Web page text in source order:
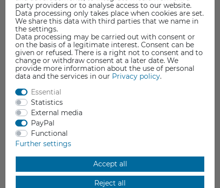
von 280 x 250 x 200 mm
drucken Sie auf dem
Flashforge Guider IIs
große Modelle oder mehrere Teile auf einer Plattform.
Damit bietet der Guider IIs mehr Möglichkeiten und
erfüllt die Anforderungen einer kleinen Produktion.
Neue Druckplattform,
Neue Erfahrung
Ob herkömmliche
Glasplattform oder das
neue flexible Druckbett -
Sie haben nun die
Wahl. Mit dem neuen flexiblen Druckbett fällt das
Abnehmen der gedruckten Modelle leichter.
party providers or to analyse access to our website.
Data processing only takes place when cookies are set.
We share this data with third parties that we name in
the settings.
Data processing may be carried out with consent or
on the basis of a legitimate interest. Consent can be
given or refused. There is a right not to consent and to
change or withdraw consent at a later date. We
provide more information about the use of personal
data and the services in our Privacy policy.
Essential
Statistics
External media
PayPal
Functional
Further settings
Accept all
Reject all